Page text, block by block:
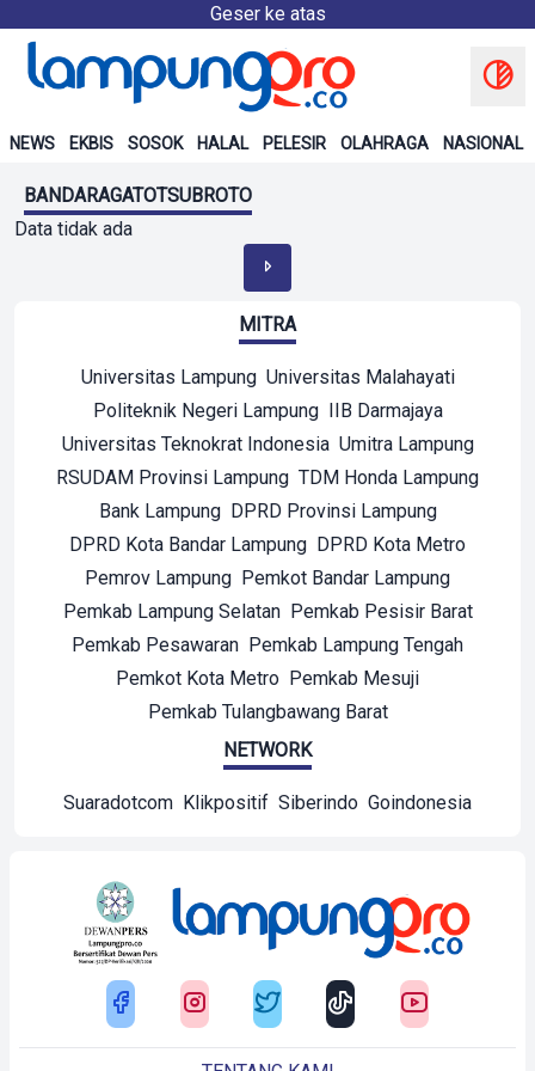
Geser ke atas
NEWS EKBIS SOSOK HALAL PELESIR OLAHRAGA NASIONAL
BANDARAGATOTSUBROTO
Data tidak ada
MITRA
Universitas Lampung Universitas Malahayati
Politeknik Negeri Lampung IIB Darmajaya
Universitas Teknokrat Indonesia Umitra Lampung
RSUDAM Provinsi Lampung TDM Honda Lampung
Bank Lampung DPRD Provinsi Lampung
DPRD Kota Bandar Lampung DPRD Kota Metro
Pemrov Lampung Pemkot Bandar Lampung
Pemkab Lampung Selatan Pemkab Pesisir Barat
Pemkab Pesawaran Pemkab Lampung Tengah
Pemkot Kota Metro Pemkab Mesuji
Pemkab Tulangbawang Barat
NETWORK
Suaradotcom Klikpositif Siberindo Goindonesia